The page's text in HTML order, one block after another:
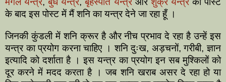
के बाद इस पोस्ट में मैं शनि का यन्त्र देने जा रहा हूँ ।
जिनकी कुंडली में शनि क्रूर है और नीच प्रभाव दे रहा है उन्हें इस
यन्त्र का प्रयोग करना चाहिए । शनि दुःख, अड़चनों, गरीबी, ज्ञान
इत्यादि को दर्शाता है । इस यन्त्र का प्रयोग इन सब मुश्किलों को
दूर करने में मदद करता है । जब शनि खराब असर दे रहा हो या